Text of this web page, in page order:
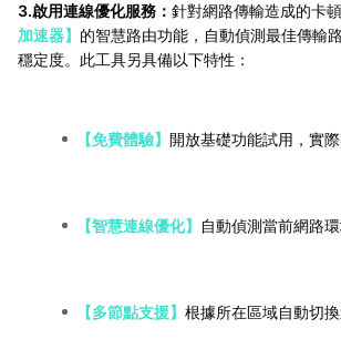
3.啟用連線優化服務： 針對網路傳輸造成的卡
加速器】 的智慧路由功能，自動偵測最佳傳輸
穩定度。此工具另具備以下特性：
【免費體驗】 開放基礎功能試用，實
【智慧連線優化】 自動偵測當前網路
【多節點支援】 根據所在區域自動切